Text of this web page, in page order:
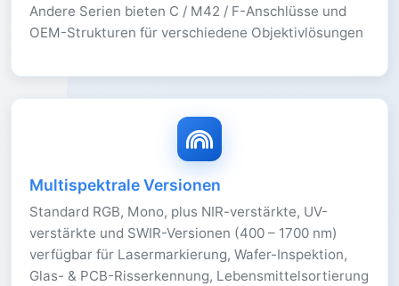
Andere Serien bieten C / M42 / F-Anschlüsse und
OEM-Strukturen für verschiedene Objektivlösungen
Multispektrale Versionen
Standard RGB, Mono, plus NIR-verstärkte, UV-
verstärkte und SWIR-Versionen (400 – 1700 nm)
verfügbar für Lasermarkierung, Wafer-Inspektion,
Glas- & PCB-Risserkennung, Lebensmittelsortierung